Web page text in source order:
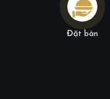
Đặt bàn